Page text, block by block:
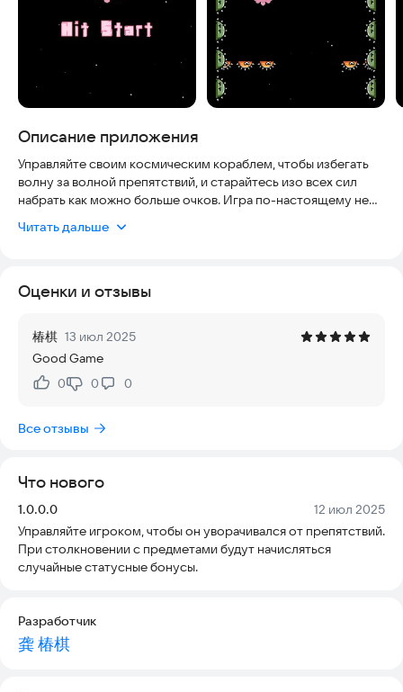
Описание приложения
Управляйте своим космическим кораблем, чтобы избегать
волну за волной препятствий, и старайтесь изо всех сил
набрать как можно больше очков. Игра по-настоящему не
вы подберете, будут иметь следующие случайные атрибуты:
Читать дальше
Оценки и отзывы
椿棋 13 июл 2025
Good Game
Нравится:
0Не нравится:
0 0
Все отзывы
Что нового
Версия:
1.0.0.0 Дата:
12 июл 2025
Управляйте игроком, чтобы он уворачивался от препятствий.
При столкновении с предметами будут начисляться
случайные статусные бонусы.
Разработчик
龚 椿棋